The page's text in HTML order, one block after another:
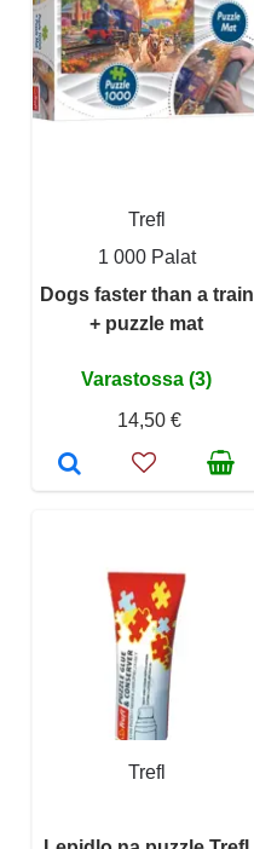
Trefl
1 000 Palat
Dogs faster than a train
+ puzzle mat
Varastossa (3)
14,50 €
Trefl